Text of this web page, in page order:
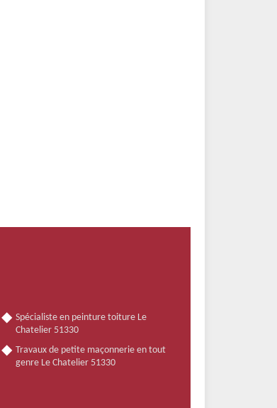
Spécialiste en peinture toiture Le
Chatelier 51330
Travaux de petite maçonnerie en tout
genre Le Chatelier 51330